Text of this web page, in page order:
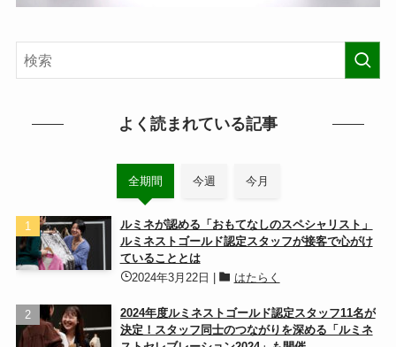
よく読まれている記事
全期間 今週 今月
ルミネが認める「おもてなしのスペシャリスト」
ルミネストゴールド認定スタッフが接客で心がけ
ていることとは
2024年3月22日
はたらく
2024年度ルミネストゴールド認定スタッフ11名が
決定！スタッフ同士のつながりを深める「ルミネ